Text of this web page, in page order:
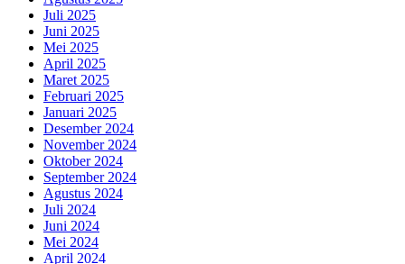
Juli 2025
Juni 2025
Mei 2025
April 2025
Maret 2025
Februari 2025
Januari 2025
Desember 2024
November 2024
Oktober 2024
September 2024
Agustus 2024
Juli 2024
Juni 2024
Mei 2024
April 2024